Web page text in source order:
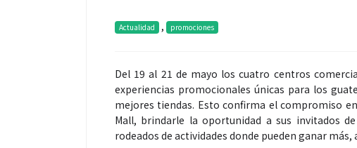
Actualidad , promociones
Del 19 al 21 de mayo los cuatro centros
experiencias promocionales únicas para los
mejores tiendas. Esto confirma el compromiso
Mall, brindarle la oportunidad a sus invitados
rodeados de actividades donde pueden ganar